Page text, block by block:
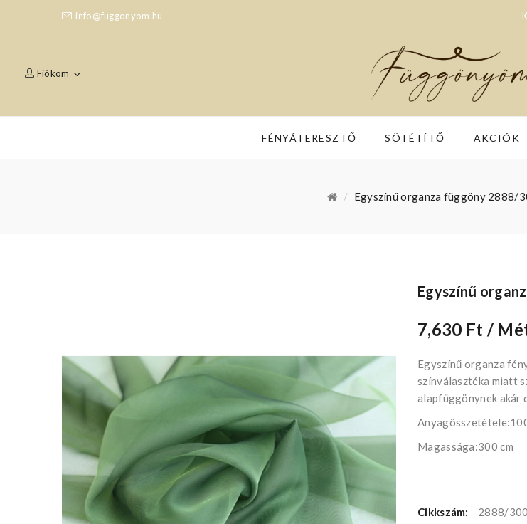
info@fuggonyom.hu
Fiókom
FÉNYÁTERESZTŐ SÖTÉTÍTŐ AKCIÓK
Egyszínű organza függöny 2888/
Egyszínű
7,630 Ft /
Egyszínű organza
színválasztéka miatt
alapfüggönynek akár
Magassága:300 cm
Cikkszám:
2888/